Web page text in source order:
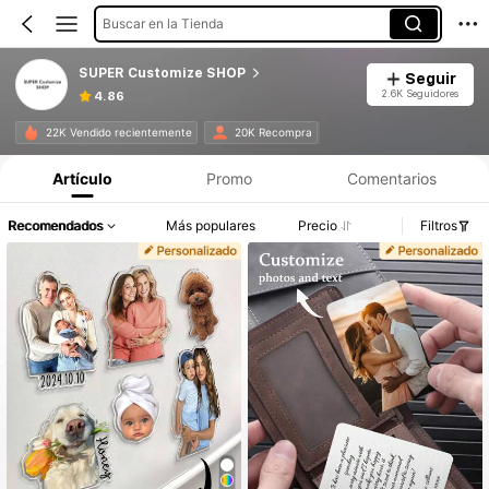
Buscar en la Tienda
SUPER Customize SHOP
4.86
Seguir
2.6K Seguidores
22K Vendido recientemente 20K Recompra
Artículo Promo Comentarios
Recomendados Más populares Precio Filtros